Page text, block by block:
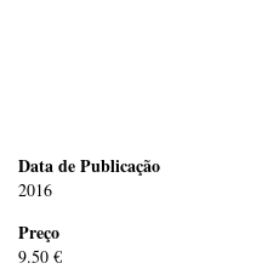
Data de Publicação
2016
Preço
9.50 €